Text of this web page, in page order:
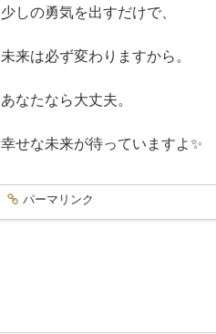
少しの勇気を出すだけで、
未来は必ず変わりますから。
あなたなら大丈夫。
幸せな未来が待っていますよ✨
entry3797
パーマリンク